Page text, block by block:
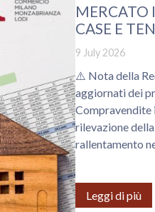
MERCATO
CASE E
9 July 2026
⚠️ Nota della
aggiornati dei
Compravendite
rilevazione
rallentamento
Leggi di più